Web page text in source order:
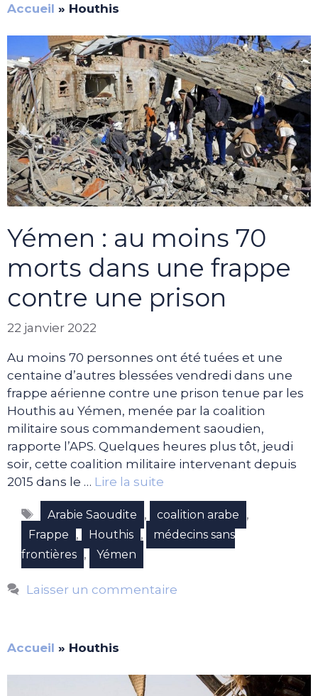
Accueil » Houthis
Yémen : au moins 70
morts dans une frappe
contre une prison
22 janvier 2022
Au moins 70 personnes ont été tuées et une
centaine d’autres blessées vendredi dans une
frappe aérienne contre une prison tenue par les
Houthis au Yémen, menée par la coalition
militaire sous commandement saoudien,
rapporte l’APS. Quelques heures plus tôt, jeudi
soir, cette coalition militaire intervenant depuis
2015 dans le … Lire la suite
Étiquettes
Arabie Saoudite , coalition arabe ,
Frappe , Houthis ,
médecins sans
frontières , Yémen
Laisser un commentaire
Accueil » Houthis